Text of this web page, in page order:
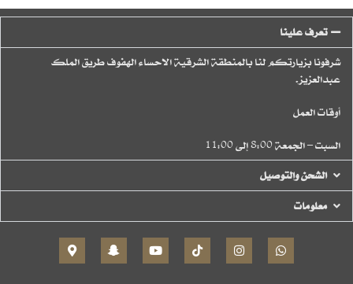
تعرف علينا
شرفونا بزيارتكم لنا بالمنطقة الشرقية الاحساء الهفوف طريق الملك
عبدالعزيز.
أوقات العمل
السبت – الجمعة 8:00 إلى 11:00
الشحن والتوصيل
معلومات